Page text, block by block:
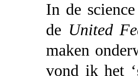
In de
de United
maken
vond ik het